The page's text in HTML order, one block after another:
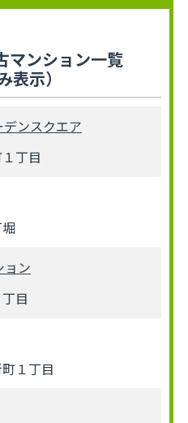
マンション一覧
表示）
ンスクエア
丁目
ョン
目
１丁目